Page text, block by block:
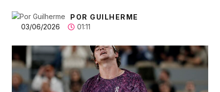
POR GUILHERME
03/06/2026
01:11